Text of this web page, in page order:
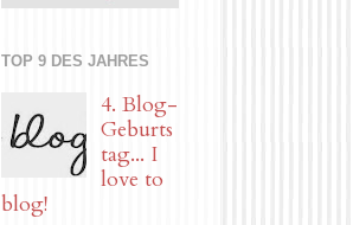
TOP 9 DES JAHRES
4. Blog-
Geburts
tag... I
love to
blog!